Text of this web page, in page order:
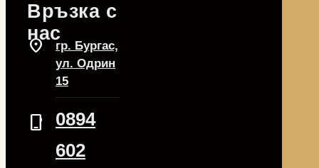
Връзка с
нас
location_on
гр. Бургас,
ул. Одрин
15
phone_iphone
0894
602